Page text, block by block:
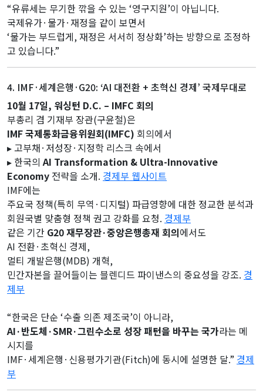
“유류세는 무기한 깎을 수 있는 ‘영구지원’이 아닙니다.
국제유가·물가·재정을 같이 보면서
‘물가는 부드럽게, 재정은 서서히 정상화’하는 방향으로 조정하
고 있습니다.”
4. IMF·세계은행·G20: ‘AI 대전환 + 초혁신 경제’ 국제무대로
10월 17일, 워싱턴 D.C. – IMFC 회의
부총리 겸 기재부 장관(구윤철)은
IMF 국제통화금융위원회(IMFC) 회의에서
▸ 고부채·저성장·지정학 리스크 속에서
▸ 한국의AI Transformation & Ultra-Innovative
Economy 전략을 소개. 경제부 웹사이트
IMF에는
주요국 정책(특히 무역·디지털) 파급영향에 대한 정교한 분석과
회원국별 맞춤형 정책 권고 강화를 요청. 경제부
같은 기간 G20 재무장관·중앙은행총재 회의에서도
AI 전환·초혁신 경제,
멀티 개발은행(MDB) 개혁,
민간자본을 끌어들이는 블렌디드 파이낸스의 중요성을 강조. 경
제부
“한국은 단순 ‘수출 의존 제조국’이 아니라,
AI·반도체·SMR·그린수소로 성장 패턴을 바꾸는 국가라는 메
시지를
IMF·세계은행·신용평가기관(Fitch)에 동시에 설명한 달.” 경제
부